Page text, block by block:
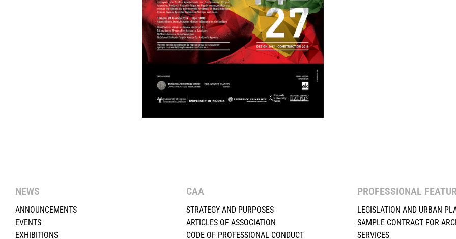
NEWS
ANNOUNCEMENTS
EVENTS
EXHIBITIONS
CAA
STRATEGY AND PURPOSES
ARTICLES OF ASSOCIATION
CODE OF PROFESSIONAL CONDUCT
PROFESSIONAL
LEGISLATION AND URBAN
SAMPLE CONTRACT FOR
SERVICES